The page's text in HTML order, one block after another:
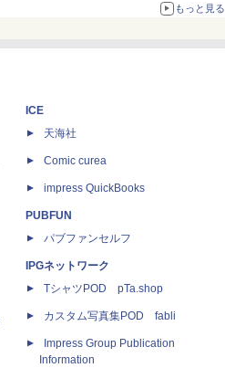
る。復活記念で2026年末まで500円
もっと見る
ICE
天海社
Comic curea
impress QuickBooks
PUBFUN
パブファンセルフ
IPGネットワーク
TシャツPOD pTa.shop
カスタム写真集POD fabli
Impress Group Publication
Information